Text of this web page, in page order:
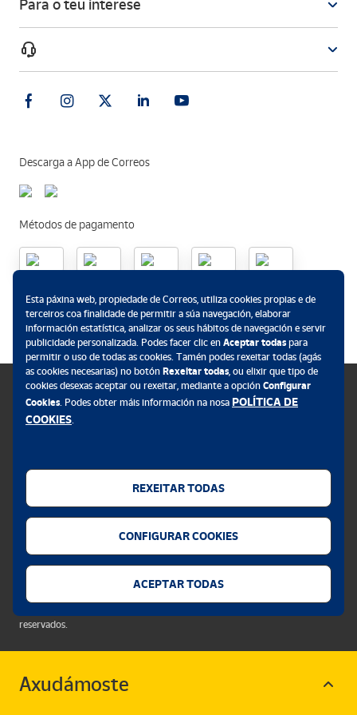
Axudámoste
Para o teu interese
Descarga a App de Correos
Métodos de pagamento
Aviso legal
Alerta seguridade
Accesibilidade
reservados.
Esta páxina web, propiedade de Correos, utiliza cookies propias e de
terceiros coa finalidade de permitir a súa navegación, elaborar
información estatística, analizar os seus hábitos de navegación e servir
publicidade personalizada. Podes facer clic en Aceptar todaspara
permitir o uso de todas as cookies. Tamén podes rexeitar todas (agás
as cookies necesarias) no botón Rexeitar todas, ou elixir que tipo de
cookies desexas aceptar ou rexeitar, mediante a opción Configurar
Cookies. Podes obter máis información na nosa POLÍTICA DE
COOKIES.
REXEITAR TODAS
CONFIGURAR COOKIES
ACEPTAR TODAS